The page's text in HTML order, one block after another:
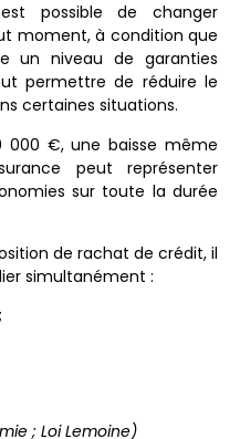
possible de changer
moment, à condition que
un niveau de garanties
permettre de réduire le
certaines situations.
000 €, une baisse même
peut représenter
sur toute la durée
de rachat de crédit, il
simultanément :
; Loi Lemoine)